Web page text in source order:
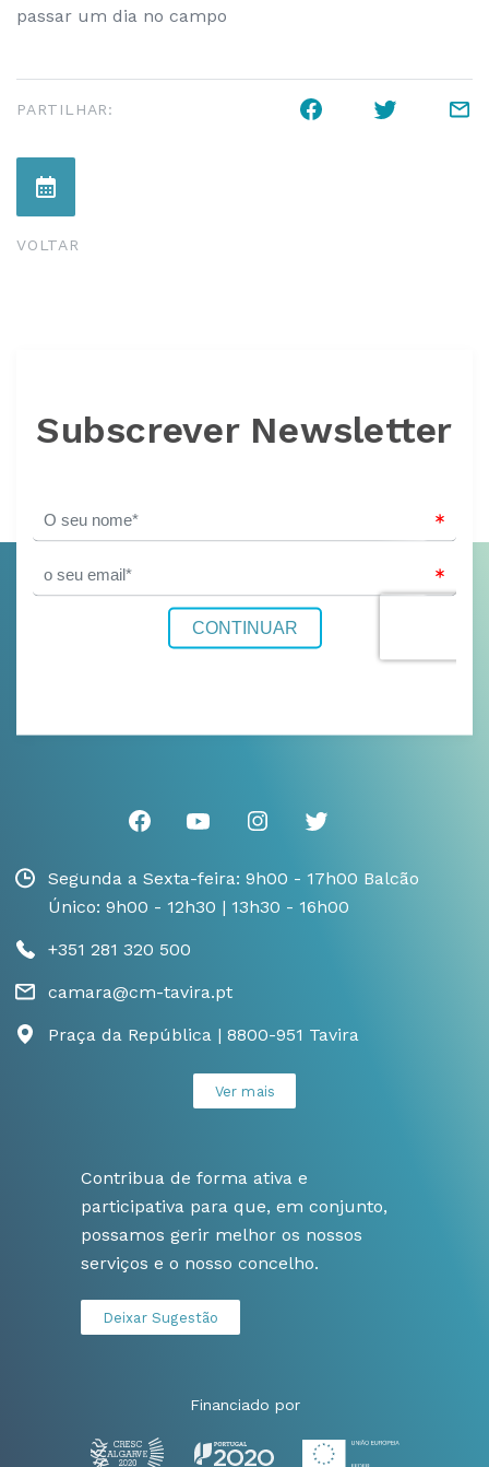
passar um dia no campo
PARTILHAR:
VOLTAR
Subscrever Newsletter
Segunda a Sexta-feira: 9h00 - 17h00 Balcão
Único: 9h00 - 12h30 | 13h30 - 16h00
+351 281 320 500
camara@cm-tavira.pt
Praça da República | 8800-951 Tavira
Ver mais
Contribua de forma ativa e
participativa para que, em conjunto,
possamos gerir melhor os nossos
serviços e o nosso concelho.
Deixar Sugestão
Financiado por